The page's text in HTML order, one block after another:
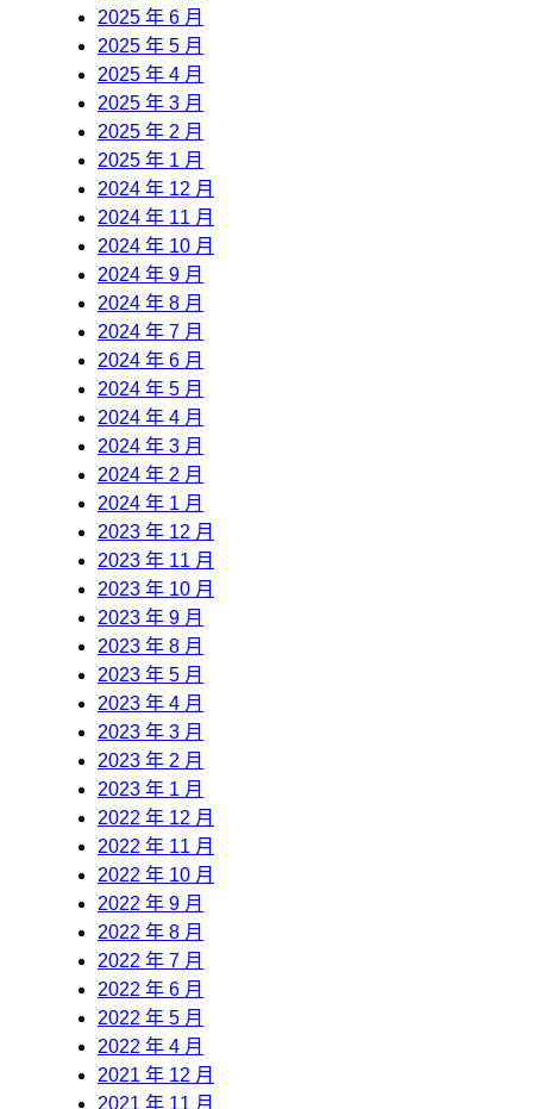
2025 年 6 月
2025 年 5 月
2025 年 4 月
2025 年 3 月
2025 年 2 月
2025 年 1 月
2024 年 12 月
2024 年 11 月
2024 年 10 月
2024 年 9 月
2024 年 8 月
2024 年 7 月
2024 年 6 月
2024 年 5 月
2024 年 4 月
2024 年 3 月
2024 年 2 月
2024 年 1 月
2023 年 12 月
2023 年 11 月
2023 年 10 月
2023 年 9 月
2023 年 8 月
2023 年 5 月
2023 年 4 月
2023 年 3 月
2023 年 2 月
2023 年 1 月
2022 年 12 月
2022 年 11 月
2022 年 10 月
2022 年 9 月
2022 年 8 月
2022 年 7 月
2022 年 6 月
2022 年 5 月
2022 年 4 月
2021 年 12 月
2021 年 11 月